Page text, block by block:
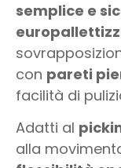
semplice e
con pareti
facilità di
Adatti al
alla